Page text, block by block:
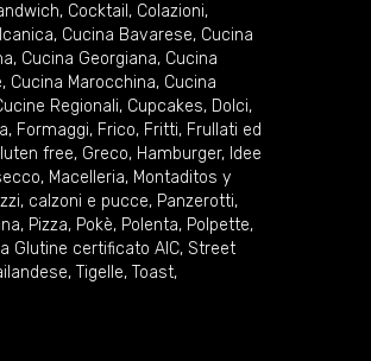
, Cocktail , Colazioni,
, Cucina Bavarese, Cucina
, Cucina Georgiana, Cucina
, Cucina Marocchina, Cucina
Regionali, Cupcakes, Dolci,
, Formaggi, Frico, Fritti, Frullati ed
free, Greco, Hamburger, Idee
, Macelleria, Montaditos y
calzoni e pucce, Panzerotti,
, Pizza, Pokè, Polenta, Polpette,
Glutine certificato AIC, Street
, Tigelle, Toast,